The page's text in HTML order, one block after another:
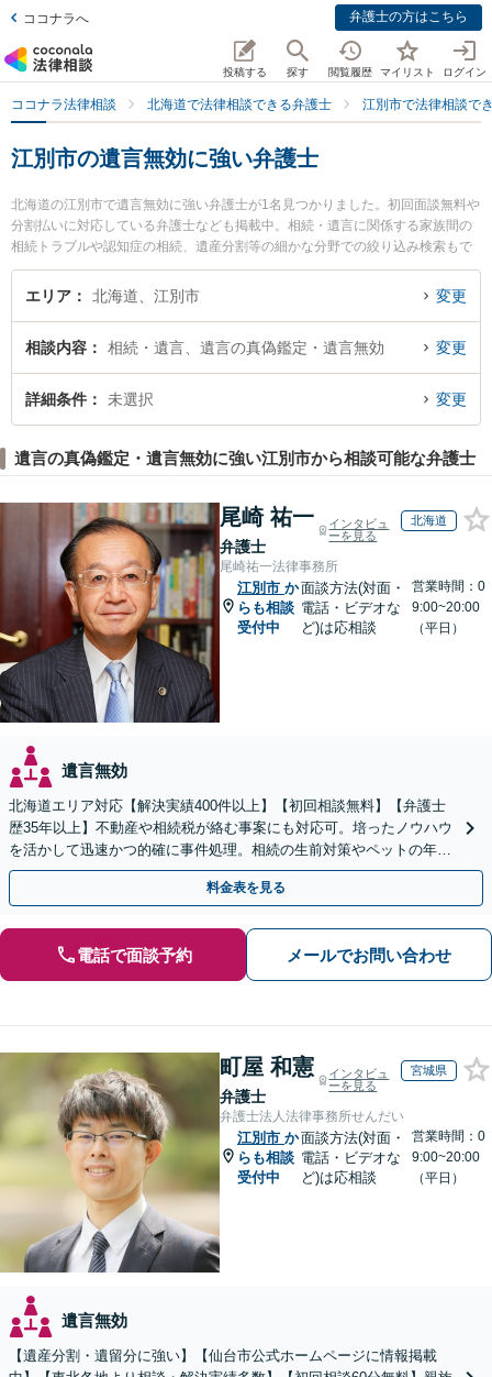
ココナラへ 弁護士の方はこちら
投稿する 探す 閲覧履歴 マイリスト ログイン
ココナラ法律相談 北海道で法律相談できる弁護士 江別市で法律相談で
江別市の遺言無効に強い弁護士
北海道の江別市で遺言無効に強い弁護士が1名見つかりました。初回面談無料や
分割払いに対応している弁護士なども掲載中。相続・遺言に関係する家族間の
相続トラブルや認知症の相続、遺産分割等の細かな分野での絞り込み検索もで
き便利です。特に弁護士法人江別法律事務所の西脇 崇晃弁護士のプロフィール
情報や弁護士費用、強みなどが注目されています。『江別市で土日や夜間に発
を法律相談できる江別市内の弁護士に相談予約したい』などでお困りの相談者
さんにおすすめです。
エリア 北海道、江別市 変更
相談内容 相続・遺言、遺言の真偽鑑定・遺言無効 変更
詳細条件 未選択 変更
遺言の真偽鑑定・遺言無効に強い江別市から相談可能な弁護士
尾崎 祐一
弁護士
インタビュ
ーを見る
北海道
尾崎祐一法律事務所
江別市 か
らも相談
受付中
面談方法(対面・
電話・ビデオな
ど)は応相談
営業時間：0
9:00~20:00
（平日）
遺言無効
北海道エリア対応【解決実績400件以上】【初回相談無料】【弁護士
歴35年以上】不動産や相続税が絡む事案にも対応可。培ったノウハウ
を活かして迅速かつ的確に事件処理。相続の生前対策やペットの年金
システムもお任せ【完全個室】【自衛隊前駅8分】
料金表を見る
電話で面談予約 メールでお問い合わせ
町屋 和憲
弁護士
インタビュ
ーを見る
宮城県
弁護士法人法律事務所せんだい
江別市 か
らも相談
受付中
面談方法(対面・
電話・ビデオな
ど)は応相談
営業時間：0
9:00~20:00
（平日）
遺言無効
【遺産分割・遺留分に強い】【仙台市公式ホームページに情報掲載